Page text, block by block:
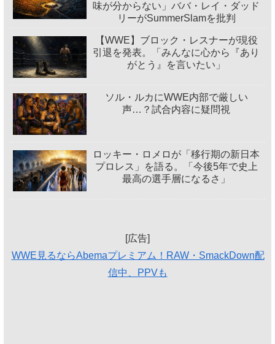
味が分からない」ババ・レイ・ダッド
リーがSummerSlamを批判
【WWE】ブロック・レスナーが現役
引退を発表。「みんなに心から『あり
がとう』を言いたい」
ソル・ルカにWWE内部で厳しい
声…？試合内容に疑問視
ロッキー・ロメロが「移行期の新日本
プロレス」を語る。「今後5年で史上
最高の選手層になるさ」
[広告]
WWE見るならAbemaプレミアム！RAW・SmackDown配
信中、PPVも